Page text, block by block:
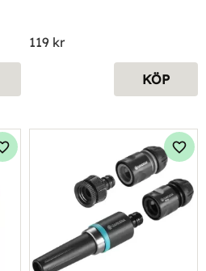
119 kr
KÖP
Lägg till i favoriter